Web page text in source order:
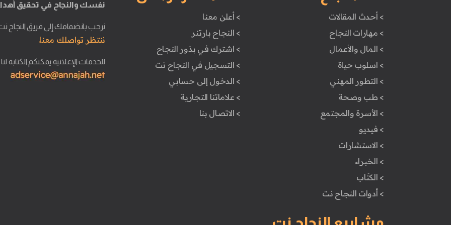
> أحدث المقالات
> مهارات النجاح
> المال والأعمال
> اسلوب حياة
> التطور المهني
> طب وصحة
> الأسرة والمجتمع
> فيديو
> الاستشارات
> الخبراء
> الكتَاب
> أدوات النجاح نت
> أعلن معنا
> النجاح بارتنر
> اشترك في بذور النجاح
> التسجيل في النجاح نت
> الدخول إلى حسابي
> علاماتنا التجارية
> الاتصال بنا
نفسك والنجاح في تحقيق
نرحب بانضمامك إلى فريق النجاح
ننتظر تواصلك معنا.
للخدمات الإعلانية يمكنكم الكتابة لنا